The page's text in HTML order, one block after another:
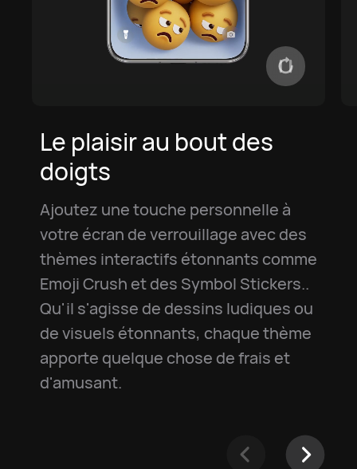
Le plaisir au bout des
doigts
Ajoutez une touche personnelle à
votre écran de verrouillage avec des
thèmes interactifs étonnants comme
Emoji Crush et des Symbol Stickers..
Qu'il s'agisse de dessins ludiques ou
de visuels étonnants, chaque thème
apporte quelque chose de frais et
d'amusant.